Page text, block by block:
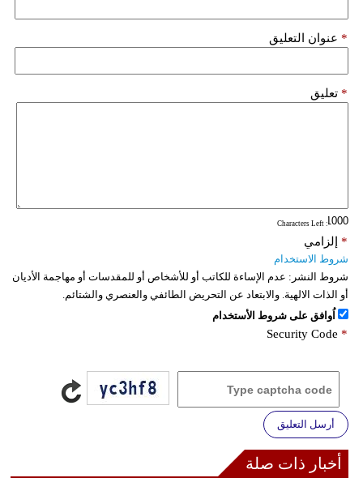
وتكنولوجيا
عنوان التعليق *
تعليق *
: Characters Left
إلزامي *
شروط الاستخدام
شروط النشر: عدم الإساءة للكاتب أو للأشخاص أو للمقدسات أو مهاجمة الأديان
أو الذات الالهية. والابتعاد عن التحريض الطائفي والعنصري والشتائم.
اُوافق على شروط الأستخدام
Security Code *
أرسل التعليق
أخبار ذات صلة